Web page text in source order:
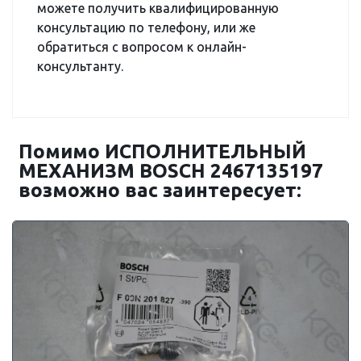
можете получить квалифицированную
консультацию по телефону, или же
обратиться с вопросом к онлайн-
консультанту.
Помимо ИСПОЛНИТЕЛЬНЫЙ
МЕХАНИЗМ BOSCH 2467135197
возможно вас заинтересует: